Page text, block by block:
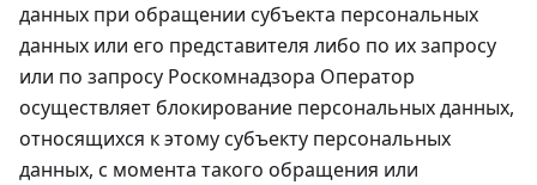
данных при обращении субъекта персональных
данных или его представителя либо по их запросу
или по запросу Роскомнадзора Оператор
осуществляет блокирование персональных данных,
относящихся к этому субъекту персональных
данных, с момента такого обращения или